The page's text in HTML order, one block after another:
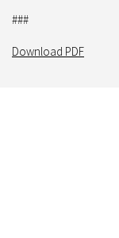
###
Download PDF